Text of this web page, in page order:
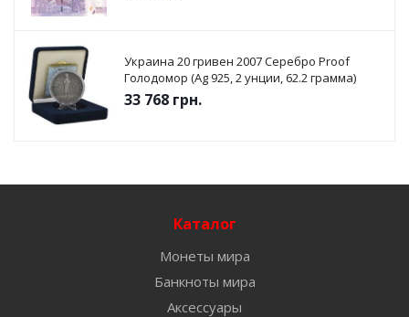
Украина 20 гривен 2007 Серебро Proof
Голодомор (Ag 925, 2 унции, 62.2 грамма)
33 768 грн.
Каталог
Монеты мира
Банкноты мира
Аксессуары